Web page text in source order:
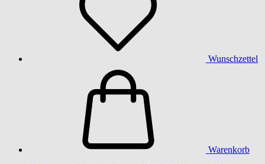
Wunschzettel
Warenkorb